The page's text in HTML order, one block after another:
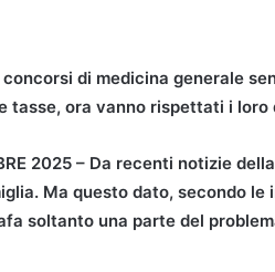
concorsi di medicina generale
tasse, ora vanno rispettati i
2025 – Da recenti notizie
Ma questo dato, secondo
soltanto una parte del